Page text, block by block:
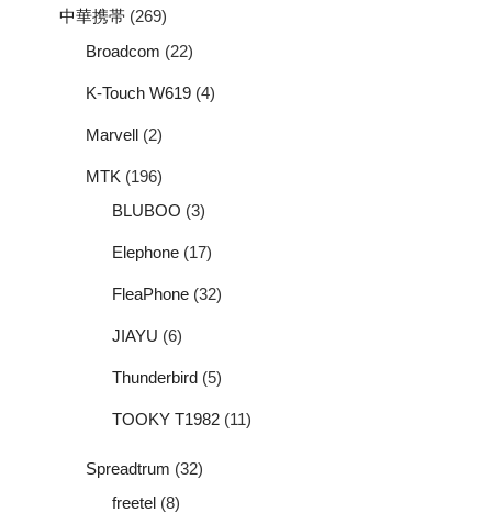
中華携帯 (269)
Broadcom (22)
K-Touch W619 (4)
Marvell (2)
MTK (196)
BLUBOO (3)
Elephone (17)
FleaPhone (32)
JIAYU (6)
Thunderbird (5)
TOOKY T1982 (11)
Spreadtrum (32)
freetel (8)